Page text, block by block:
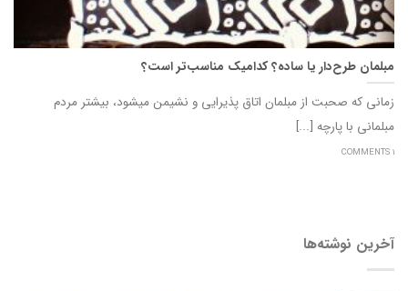
مبلمان طرح‌دار یا ساده؟ کدامیک مناسب‌تر است؟
زمانی که صحبت از مبلمان اتاق پذیرایی و نشیمن می‎شود، بیشتر مردم
مبلمانی با پارچه [...]
1 COMMENTS
آخرین نوشته‌ها